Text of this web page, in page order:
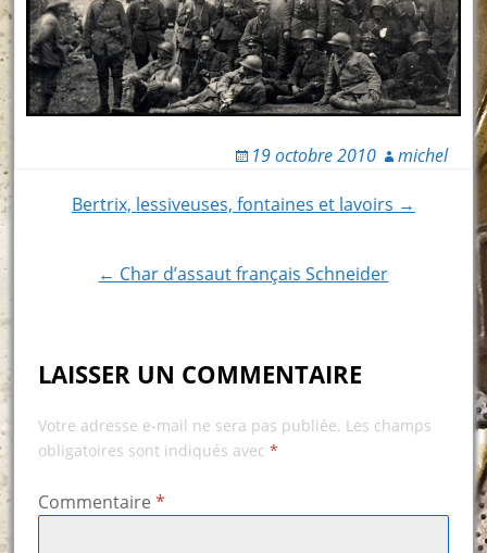
19 octobre 2010 michel
Post
navigation
Bertrix, lessiveuses, fontaines et lavoirs →
← Char d’assaut français Schneider
LAISSER UN COMMENTAIRE
Votre adresse e-mail ne sera pas publiée. Les champs
obligatoires sont indiqués avec *
Commentaire *